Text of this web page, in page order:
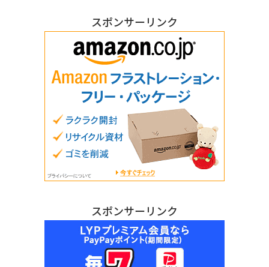
スポンサーリンク
スポンサーリンク